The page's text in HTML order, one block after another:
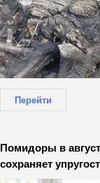
Перейти
Помидоры в
сохраняет